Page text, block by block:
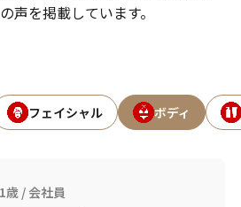
声を掲載しています。
フェイシャル ボディ
歳 会社員